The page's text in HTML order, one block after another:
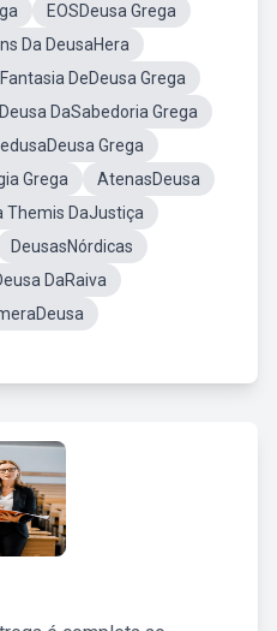
EOSDeusa Grega
Da DeusaHera
Fantasia DeDeusa Grega
Deusa DaSabedoria Grega
Grega
Grega
AtenasDeusa
Themis DaJustiça
DeusasNórdicas
DaRaiva